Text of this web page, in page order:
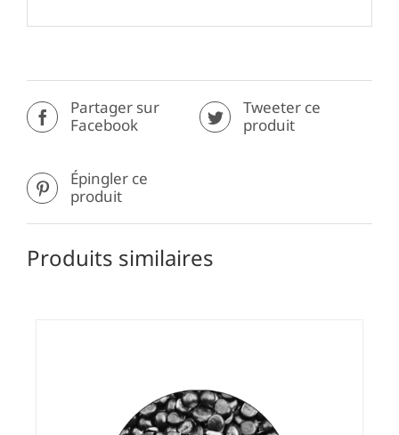
Partager sur
Facebook
Tweeter ce
produit
Épingler ce
produit
Produits similaires